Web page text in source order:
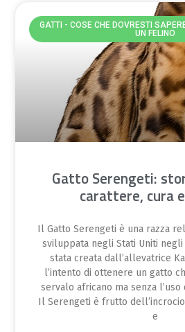
GATTI - COSE CHE DOVRESTI
UN FELINO
Gatto Serengeti:
carattere, cura
Il Gatto Serengeti è una razza
sviluppata negli Stati Uniti negli
stata creata dall’allevatrice
l’intento di ottenere un gatto
servalo africano ma senza l’uso
Il Serengeti è frutto
e